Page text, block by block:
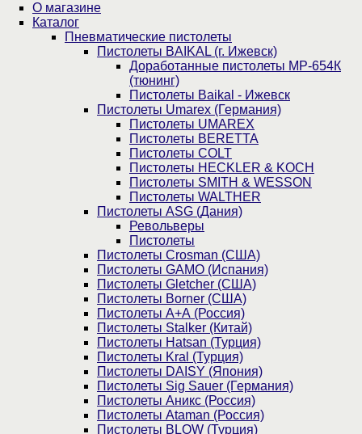
О магазине
Каталог
Пнев­ма­ти­чес­кие пистолеты
Пистолеты BAIKAL (г. Ижевск)
Доработанные пистолеты МР-654К
(тюнинг)
Пистолеты Baikal - Ижевск
Пистолеты Umarex (Германия)
Пистолеты UMAREX
Пистолеты BERETTA
Пистолеты COLT
Пистолеты HECKLER & KOCH
Пистолеты SMITH & WESSON
Пистолеты WALTHER
Пистолеты ASG (Дания)
Револьверы
Пистолеты
Пистолеты Crosman (США)
Пистолеты GAMO (Испания)
Пистолеты Gletcher (США)
Пистолеты Borner (США)
Пистолеты А+А (Россия)
Пистолеты Stalker (Китай)
Пистолеты Hatsan (Турция)
Пистолеты Kral (Турция)
Пистолеты DAISY (Япония)
Пистолеты Sig Sauer (Германия)
Пистолеты Аникс (Россия)
Пистолеты Ataman (Россия)
Пистолеты BLOW (Турция)